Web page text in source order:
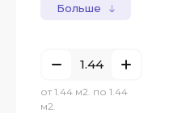
Больше
от 1.44 м2. по 1.44
м2.